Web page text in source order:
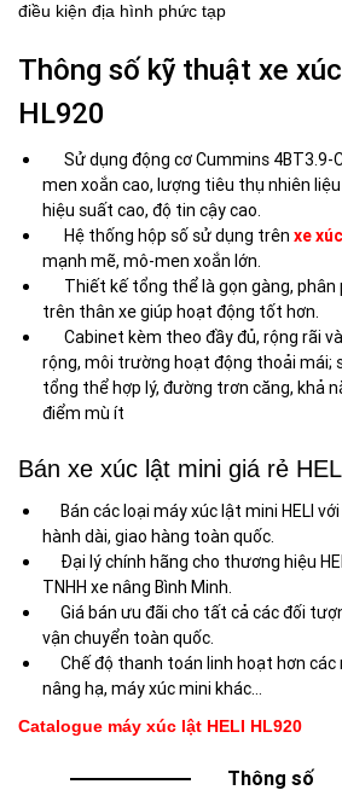
điều kiện địa hình phức tạp
Thông số kỹ thuật xe
HL920
Sử dụng động cơ Cummins 4BT3.9-
men xoắn cao, lượng tiêu thụ nhiên
hiệu suất cao, độ tin cậy cao.
Hệ thống hộp số sử dụng trên xe
mạnh mẽ, mô-men xoắn lớn.
Thiết kế tổng thể là gọn gàng, phân
trên thân xe giúp hoạt động tốt hơn.
Cabinet kèm theo đầy đủ, rộng rãi
rộng, môi trường hoạt động thoải mái;
tổng thể hợp lý, đường trơn căng, khả
điểm mù ít
Bán xe xúc lật mini giá rẻ
Bán các loại máy xúc lật mini HELI
hành dài, giao hàng toàn quốc.
Đại lý chính hãng cho thương hiệu
TNHH xe nâng Bình Minh.
Giá bán ưu đãi cho tất cả các đối
vận chuyển toàn quốc.
Chế độ thanh toán linh hoạt hơn các
nâng hạ, máy xúc mini khác…
Catalogue máy xúc lật HELI HL920
Thông số